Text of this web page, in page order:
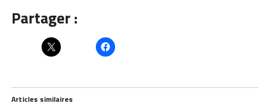
Partager :
Articles similaires